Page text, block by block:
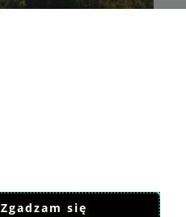
Zgadzam się